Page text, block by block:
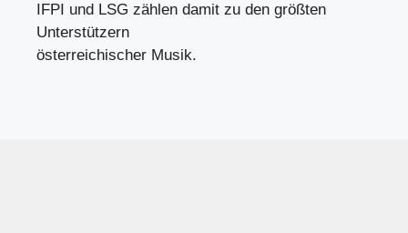
IFPI und LSG zählen damit zu den größten
Unterstützern
österreichischer Musik.